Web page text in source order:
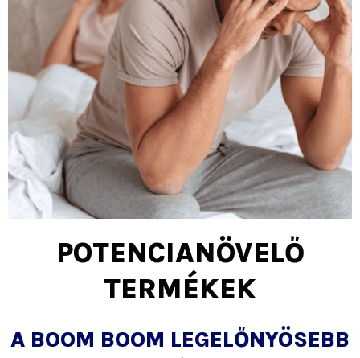
POTENCIANÖVELŐ
TERMÉKEK
A BOOM BOOM LEGELŐNYÖSEBB